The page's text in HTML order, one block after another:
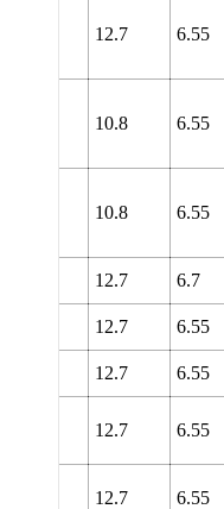
12.7 6.55
10.8 6.55
10.8 6.55
12.7 6.7
12.7 6.55
12.7 6.55
12.7 6.55
12.7 6.55